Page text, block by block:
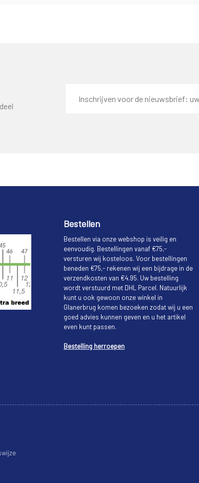
mailadres
Bestellen
Bestellen via onze webshop is veilig en
eenvoudig. Bestellingen vanaf €75,-
versturen wij kosteloos. Voor bestellingen
beneden €75,- rekenen wij een bijdrage in de
verzendkosten van €4.95. Uw bestelling
wordt verstuurd met DHL Parcel. Natuurlijk
kunt u ook gewoon onze winkel in
Glanerbrug komen bezoeken zodat wij u een
goed advies kunnen geven en u het artikel
even kunt passen.
Bestelling herroepen